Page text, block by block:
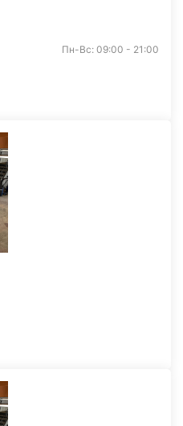
Пн-Вс: 09:00 - 21:00